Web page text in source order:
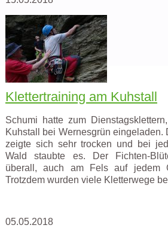
Klettertraining am Kuhstall
Schumi hatte zum
Kuhstall bei Wernesgrün eingeladen.
zeigte sich sehr trocken und bei
Wald staubte es. Der Fichten-
überall, auch am Fels auf jedem
Trotzdem wurden viele Kletterwege
05.05.2018